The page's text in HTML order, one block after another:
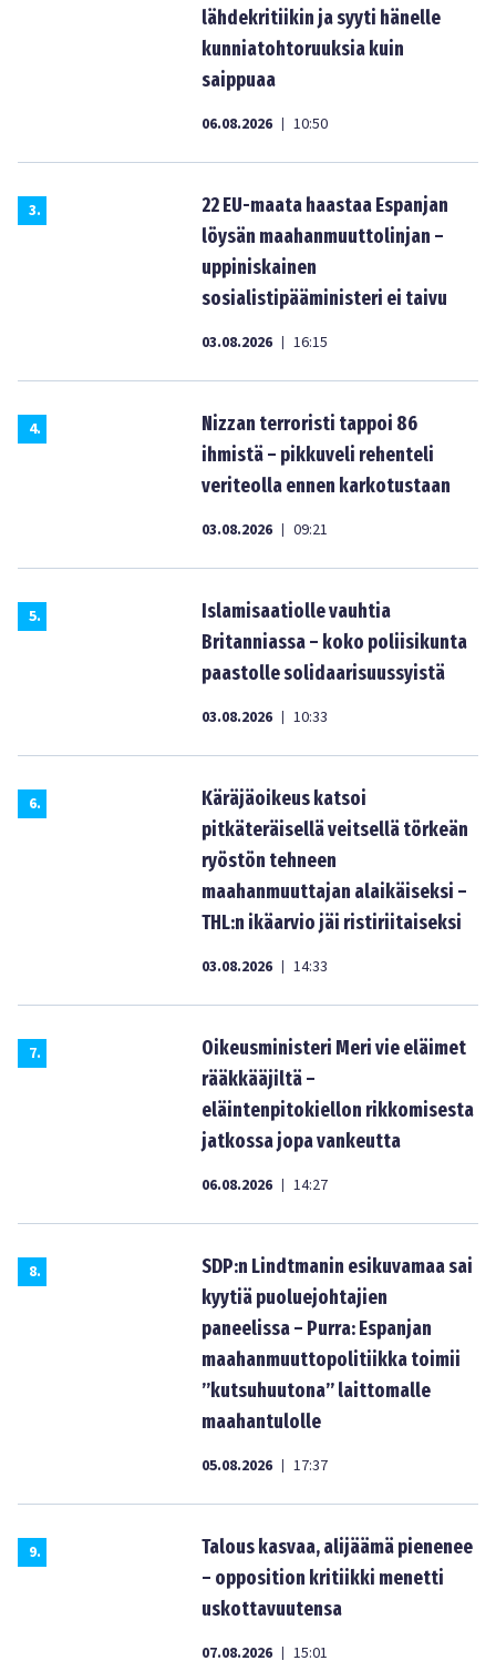
lähdekritiikin ja syyti hänelle
kunniatohtoruuksia kuin
saippuaa
06.08.2026 | 10:50
3.
22 EU-maata haastaa Espanjan
löysän maahanmuuttolinjan –
uppiniskainen
sosialistipääministeri ei taivu
03.08.2026 | 16:15
4.
Nizzan terroristi tappoi 86
ihmistä – pikkuveli rehenteli
veriteolla ennen karkotustaan
03.08.2026 | 09:21
5.
Islamisaatiolle vauhtia
Britanniassa – koko poliisikunta
paastolle solidaarisuussyistä
03.08.2026 | 10:33
6.
Käräjäoikeus katsoi
pitkäteräisellä veitsellä törkeän
ryöstön tehneen
maahanmuuttajan alaikäiseksi –
THL:n ikäarvio jäi ristiriitaiseksi
03.08.2026 | 14:33
7.
Oikeusministeri Meri vie eläimet
rääkkääjiltä –
eläintenpitokiellon rikkomisesta
jatkossa jopa vankeutta
06.08.2026 | 14:27
8.
SDP:n Lindtmanin esikuvamaa sai
kyytiä puoluejohtajien
paneelissa – Purra: Espanjan
maahanmuuttopolitiikka toimii
”kutsuhuutona” laittomalle
maahantulolle
05.08.2026 | 17:37
9.
Talous kasvaa, alijäämä pienenee
– opposition kritiikki menetti
uskottavuutensa
07.08.2026 | 15:01